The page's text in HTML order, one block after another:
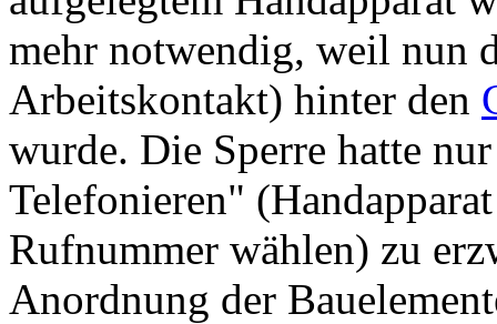
mehr notwendig, weil nun
Arbeitskontakt) hinter den
wurde. Die Sperre hatte
Telefonieren"
Rufnummer wählen) zu
Anordnung der